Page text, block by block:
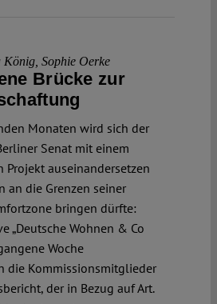
König, Sophie Oerke
Brücke zur
Monaten wird sich der
Senat mit einem
Projekt auseinandersetzen
an die Grenzen seiner
bringen dürfte:
„Deutsche Wohnen & Co
Woche
die Kommissionsmitglieder
der in Bezug auf Art.